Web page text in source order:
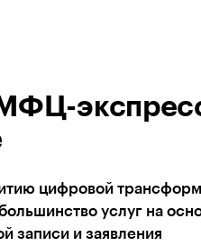
цифровой
услуг на
записи и заявления